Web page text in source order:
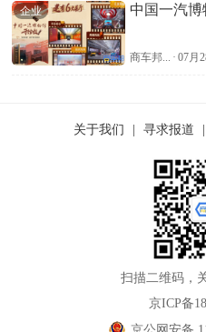
企业 中国一汽
商车邦... · 07月
关于我们 | 寻求报道 |
扫描二维码，
京ICP备